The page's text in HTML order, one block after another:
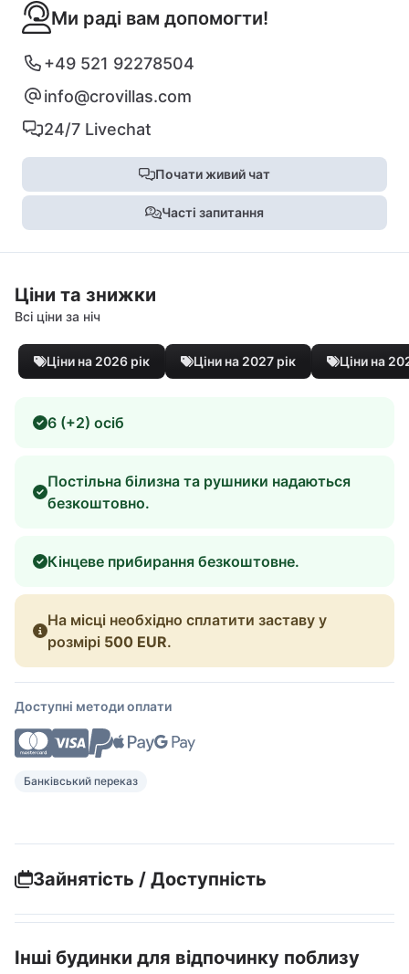
Ми раді вам допомогти!
+49 521 92278504
info@crovillas.com
24/7 Livechat
Почати живий чат
Часті запитання
Ціни та знижки
Всі ціни за ніч
Ціни на 2026 рік Ціни на 2027 рік Ціни на
6 (+2) осіб
Постільна білизна та рушники надаються
безкоштовно.
Кінцеве прибирання безкоштовне.
На місці необхідно сплатити заставу у
розмірі 500 EUR.
Доступні методи оплати
Банківський переказ
Зайнятість / Доступність
Інші будинки для відпочинку поблизу